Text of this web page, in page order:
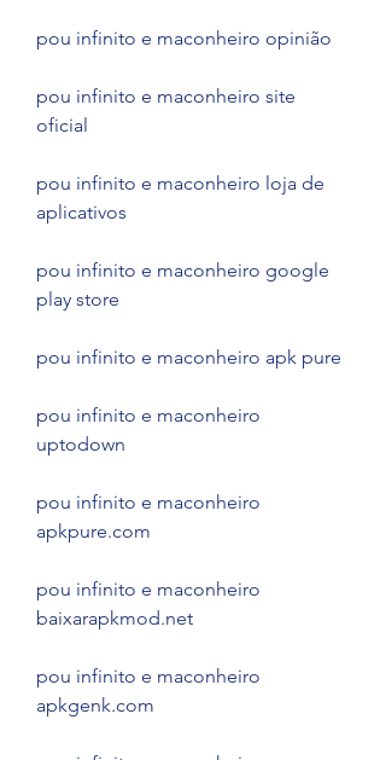
pou infinito e maconheiro opinião
pou infinito e maconheiro site
oficial
pou infinito e maconheiro loja de
aplicativos
pou infinito e maconheiro google
play store
pou infinito e maconheiro apk pure
pou infinito e maconheiro
uptodown
pou infinito e maconheiro
apkpure.com
pou infinito e maconheiro
baixarapkmod.net
pou infinito e maconheiro
apkgenk.com